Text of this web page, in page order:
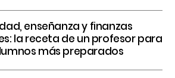
enseñanza y finanzas
la receta de un profesor para
más preparados